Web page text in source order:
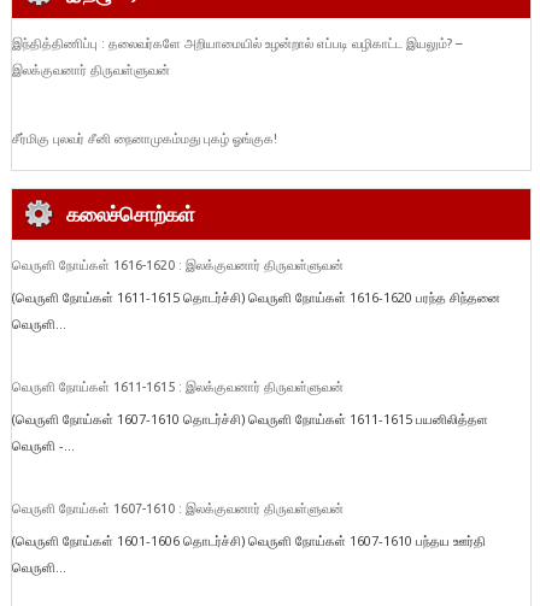
இந்தித்திணிப்பு : தலைவர்களே அறியாமையில் உழன்றால் எப்படி வழிகாட்ட இயலும்? –
இலக்குவனார் திருவள்ளுவன்
சீர்மிகு புலவர் சீனி நைனாமுகம்மது புகழ் ஓங்குக!
கலைச்சொற்கள்
வெருளி நோய்கள் 1616-1620 : இலக்குவனார் திருவள்ளுவன்
(வெருளி நோய்கள் 1611-1615 தொடர்ச்சி) வெருளி நோய்கள் 1616-1620 பரந்த சிந்தனை
வெருளி...
வெருளி நோய்கள் 1611-1615 : இலக்குவனார் திருவள்ளுவன்
(வெருளி நோய்கள் 1607-1610 தொடர்ச்சி) வெருளி நோய்கள் 1611-1615 பயனிலித்தள
வெருளி -...
வெருளி நோய்கள் 1607-1610 : இலக்குவனார் திருவள்ளுவன்
(வெருளி நோய்கள் 1601-1606 தொடர்ச்சி) வெருளி நோய்கள் 1607-1610 பந்தய ஊர்தி
வெருளி...